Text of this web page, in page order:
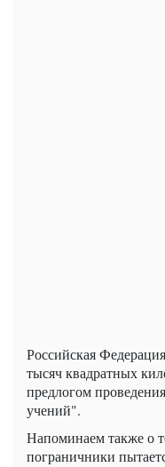
Российская
тысяч квадратных
предлогом
учений".
Напоминаем также о
пограничники